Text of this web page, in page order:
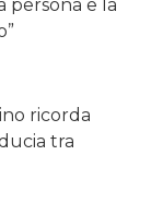
persona e la
ricorda
tra